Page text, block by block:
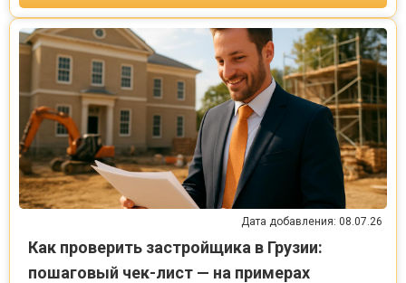
Дата добавления: 08.07.26
Как проверить застройщика в Грузии:
пошаговый чек-лист — на примерах